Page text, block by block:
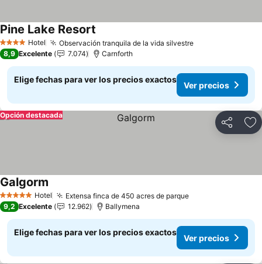
4 EstrellasHotel Observación tranquila de la vida silvestreVer precios
Pine Lake Resort
8,9 Excelente 7.074 Carnforth
Elige fechas para ver los precios exactos
Ver precios
Compartir
Opción destacada
5 Estrellas Hotel Extensa finca de 450 acres de parqueVer precios
Galgorm
9,2 Excelente 12.962 Ballymena
Elige fechas para ver los precios exactos
Ver precios